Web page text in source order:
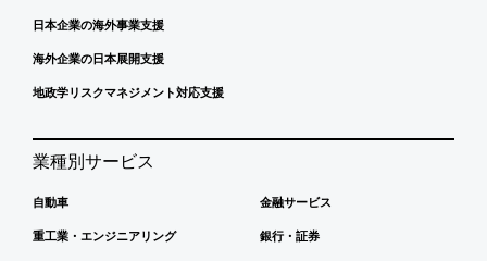
日本企業の海外事業支援
海外企業の日本展開支援
地政学リスクマネジメント対応支援
業種別サービス
自動車
重工業・エンジニアリング
金融サービス
銀行・証券